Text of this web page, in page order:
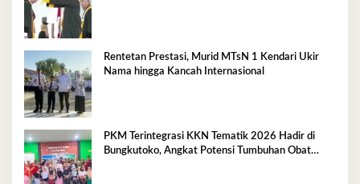
Rentetan Prestasi, Murid MTsN 1 Kendari Ukir
Nama hingga Kancah Internasional
PKM Terintegrasi KKN Tematik 2026 Hadir di
Bungkutoko, Angkat Potensi Tumbuhan Obat